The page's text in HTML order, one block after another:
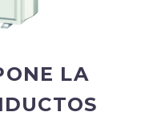
LA